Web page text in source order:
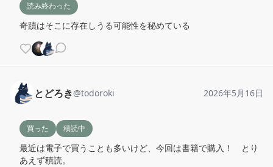
読み終わった
奇蹟はそこに存在しうる可能性を秘めている
とどろき@todoroki 2026年5月16日
買った 積読中
最近は電子で買うことも多いけど、今回は書籍で購入！　とり
あえず積読。